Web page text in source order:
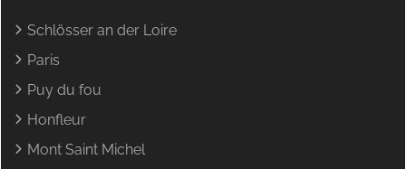
Schlösser an der Loire
Paris
Puy du fou
Honfleur
Mont Saint Michel